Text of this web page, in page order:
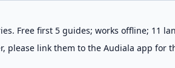
Free first 5 guides; works offline; 11
please link them to the Audiala app for